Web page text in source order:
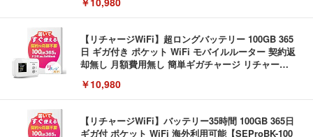
【リチャージWiFi】超ロングバッテリー 100GB 365
日 ギガ付き ポケット WiFi モバイルルーター 契約返
却無し 月額費用無し 簡単ギガチャージ リチャージ
リー内蔵【SEProWH-100GB/365日】
￥10,980
【リチャージWiFi】バッテリー35時間 100GB 365日
ギガ付 ポケット WiFi 海外利用可能【SEProBK-100